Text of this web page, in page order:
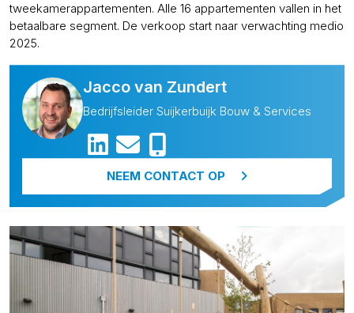
Jacco van Zundert
Bedrijfsleider Suijkerbuijk Bouw & Services
NEEM CONTACT OP
tweekamerappartementen. Alle 16 appartementen vallen in het
betaalbare segment. De verkoop start naar verwachting medio
2025.